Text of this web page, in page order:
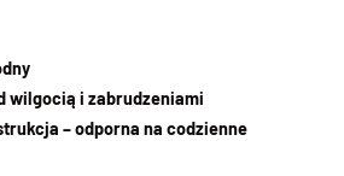
wilgocią i zabrudzeniami
– odporna na codzienne